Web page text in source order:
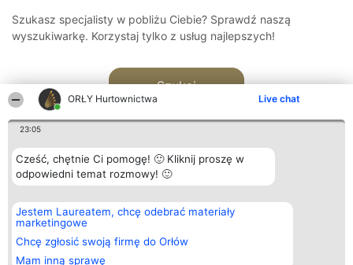
ORŁY Hurtownictwa Live chat
23:05
Cześć, chętnie Ci pomogę! 🙂 Kliknij proszę w
odpowiedni temat rozmowy! 🙂
Jestem Laureatem, chcę odebrać materiały
marketingowe
Chcę zgłosić swoją firmę do Orłów
Mam inną sprawę
Szukasz specjalisty w pobliżu Ciebie? Sprawdź naszą
wyszukiwarkę. Korzystaj tylko z usług najlepszych!
Szukaj
Organizator plebiscytu
Bright Side Solutions sp. z o.
o. sp. k.
ul. Ruska 22
Wrocław 50-079
KRS 0000749100 | Regon
Plebiscyt
Laureaci
wszystkich
Laureatów
Kontakt
Kontakt